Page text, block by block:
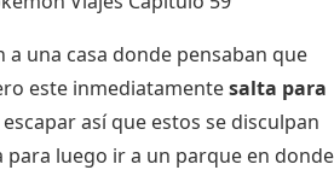
una casa donde pensaban que
este inmediatamentesalta para
escapar así que estos se disculpan
para luego ir a un parque en donde